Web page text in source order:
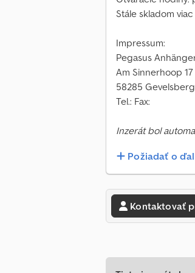
Stále skladom
Impressum:
Pegasus
Am Sinnerhoop 17
58285 Gevelsberg
Tel.: Fax:
Inzerát bol
Požiadať o
Kontaktovať